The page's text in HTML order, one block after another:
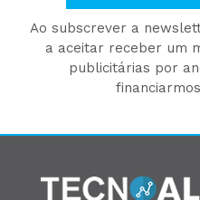
Ao subscrever a
a aceitar receber um
publicitárias por